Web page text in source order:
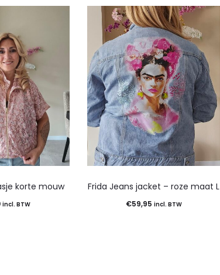
korte mouw
incl. BTW
Frida Jeans jacket – roze maat L
€59,95 incl. BTW